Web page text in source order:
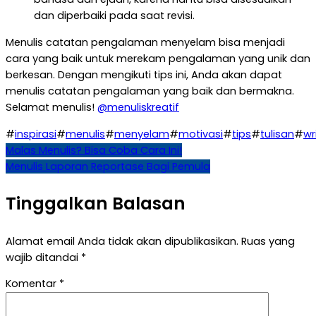
dan diperbaiki pada saat revisi.
Menulis catatan pengalaman menyelam bisa menjadi
cara yang baik untuk merekam pengalaman yang unik dan
berkesan. Dengan mengikuti tips ini, Anda akan dapat
menulis catatan pengalaman yang baik dan bermakna.
Selamat menulis! @menuliskreatif
#inspirasi#menulis#menyelam#motivasi#tips#tulisan#
Navigasi
Malas Menulis? Bisa Coba Cara Ini!
Menulis Laporan Reportase Bagi Pemula
Tinggalkan Balasan
Alamat email Anda tidak akan dipublikasikan. Ruas yang
wajib ditandai *
Komentar *